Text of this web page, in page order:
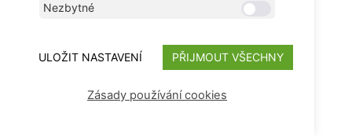
Nezbytné
ULOŽIT NASTAVENÍ PŘIJMOUT VŠECHNY
Zásady používání cookies